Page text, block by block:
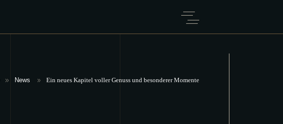
News Ein neues Kapitel voller Genuss und besonderer Momente